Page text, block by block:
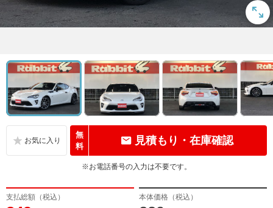
無
料
見積もり・在庫確認
※お電話番号の入力は不要です。
支払総額（税込） 本体価格（税込）